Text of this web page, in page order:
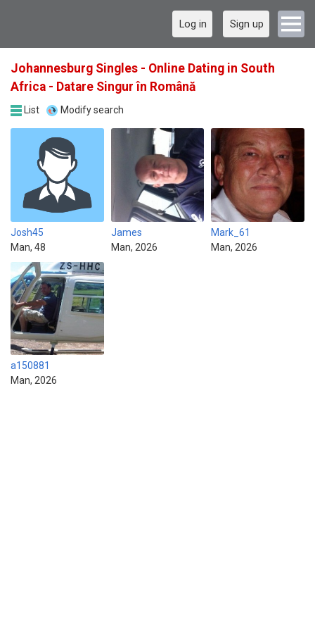
Log in Sign up
Johannesburg Singles - Online Dating in South
Africa - Datare Singur în Română
List Modify search
Josh45
Man, 48
James
Man, 2026
Mark_61
Man, 2026
a150881
Man, 2026